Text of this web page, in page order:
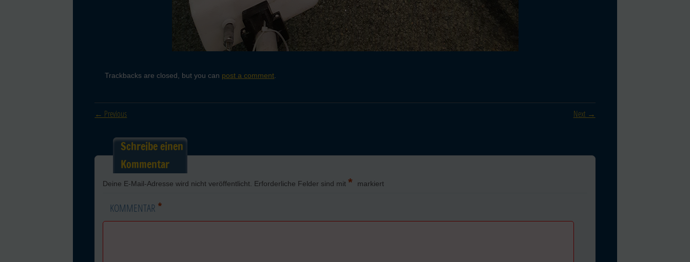
Trackbacks are closed, but you can post a comment
← Previous Next →
Schreibe einen
Kommentar
Deine E-Mail-Adresse wird nicht veröffentlicht. Erforderliche Felder sind mit * markiert
KOMMENTAR *